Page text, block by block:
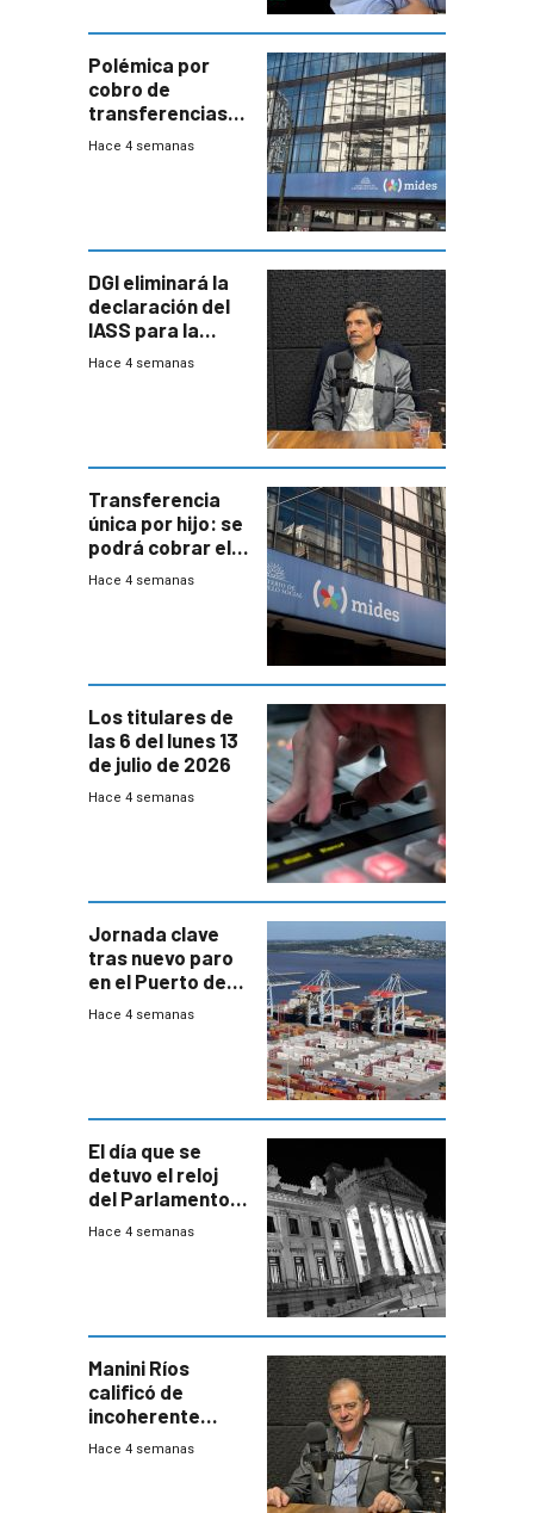
Polémica por
cobro de
transferencias
del Mides en
Hace 4 semanas
DGI eliminará la
declaración del
IASS para la
mayoría de los
Hace 4 semanas
Transferencia
única por hijo: se
podrá cobrar el
100% en efectivo
Hace 4 semanas
Los titulares de
las 6 del lunes 13
de julio de 2026
Hace 4 semanas
Jornada clave
tras nuevo paro
en el Puerto de
Montevideo
Hace 4 semanas
El día que se
detuvo el reloj
del Parlamento
para negociar
Hace 4 semanas
Manini Ríos
calificó de
incoherente
decisión de
Hace 4 semanas